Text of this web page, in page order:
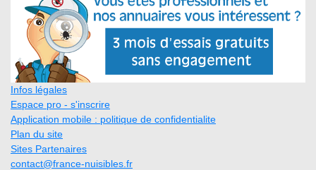
Infos légales
Espace pro - s'inscrire
Application mobile : politique de confidentialite
Plan du site
Sites Partenaires
contact@france-nuisibles.fr